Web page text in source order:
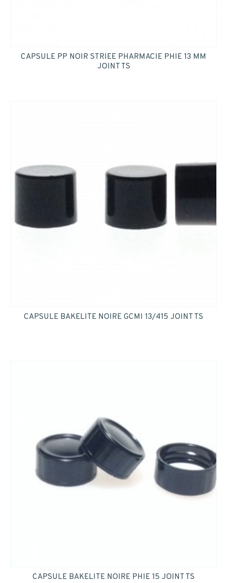
CAPSULE PP NOIR STRIEE PHARMACIE PHIE 13 MM
JOINT TS
CAPSULE BAKELITE NOIRE GCMI 13/415 JOINT TS
CAPSULE BAKELITE NOIRE PHIE 15 JOINT TS